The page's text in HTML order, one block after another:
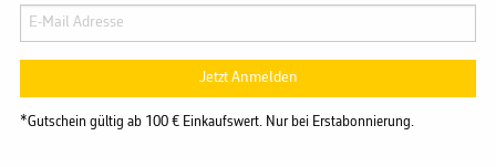
Jetzt Anmelden
*Gutschein gültig ab 100 € Einkaufswert. Nur bei Erstabonnierung.